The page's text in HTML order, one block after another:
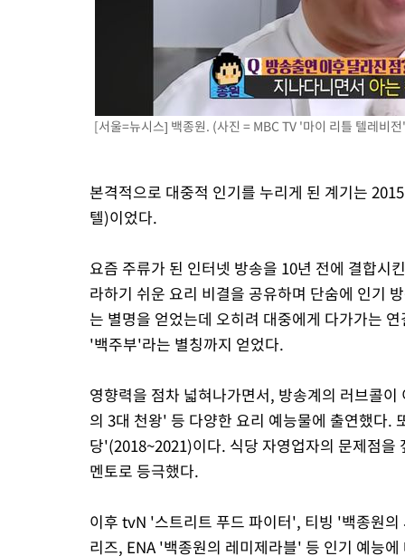
[서울=뉴시스] 백종원. (사진 = MBC TV '마이 리틀 텔레비
본격적으로 대중적 인기를 누리게 된 계기는
텔)이었다.
요즘 주류가 된 인터넷 방송을 10년 전에 결합시
라하기 쉬운 요리 비결을 공유하며 단숨에 인기
는 별명을 얻었는데 오히려 대중에게 다가가는
'백주부'라는 별칭까지 얻었다.
영향력을 점차 넓혀나가면서, 방송계의 러브콜
의 3대 천왕' 등 다양한 요리 예능물에 출연했다.
당'(2018~2021)이다. 식당 자영업자의 문제점을
멘토로 등극했다.
이후 tvN '스트리트 푸드 파이터', 티빙 '백종원
리즈, ENA '백종원의 레미제라블' 등 인기 예능